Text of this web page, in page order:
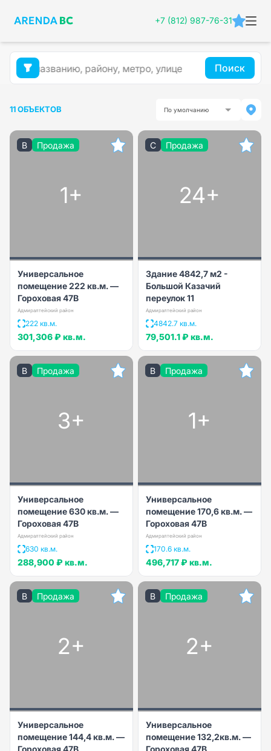
+7 (812) 987-76-31
Поиск
11 ОБЪЕКТОВ По умолчанию
B Продажа
1+
Универсальное
помещение 222 кв.м. —
Гороховая 47В
Адмиралтейский район
222 кв.м.
301,306 ₽ кв.м.
C Продажа
24+
Здание 4842,7 м2 -
Большой Казачий
переулок 11
Адмиралтейский район
4842.7 кв.м.
79,501.1 ₽ кв.м.
B Продажа
3+
Универсальное
помещение 630 кв.м. —
Гороховая 47В
Адмиралтейский район
630 кв.м.
288,900 ₽ кв.м.
B Продажа
1+
Универсальное
помещение 170,6 кв.м. —
Гороховая 47В
Адмиралтейский район
170.6 кв.м.
496,717 ₽ кв.м.
B Продажа
2+
Универсальное
помещение 144,4 кв.м. —
Гороховая 47В
B Продажа
2+
Универсальное
помещение 132,2кв.м. —
Гороховая 47В